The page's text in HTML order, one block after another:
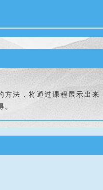
法，将通过课程展示出来